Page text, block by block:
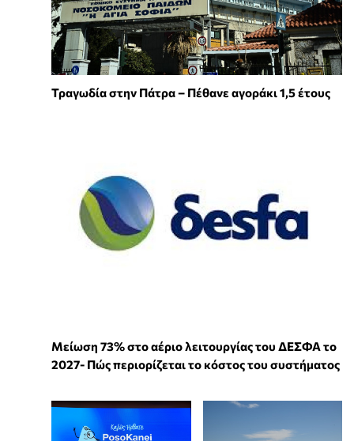
Τραγωδία στην Πάτρα – Πέθανε αγοράκι 1,5 έτους
Μείωση 73% στο αέριο λειτουργίας του ΔΕΣΦΑ το
2027- Πώς περιορίζεται το κόστος του συστήματος